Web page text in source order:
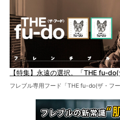
【特集】永遠の選択。「THE fu-do(
フレブル専用フード「THE fu-do(ザ・フー